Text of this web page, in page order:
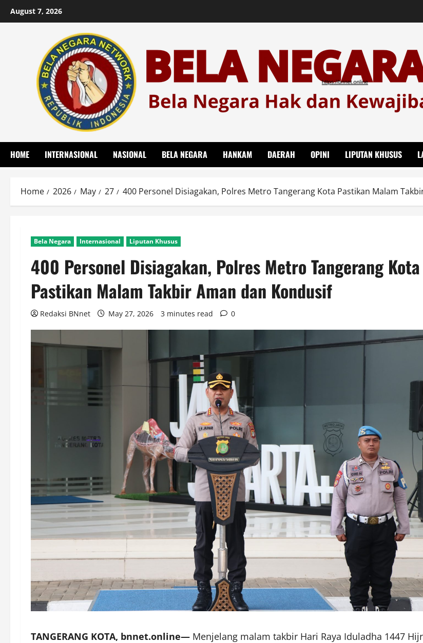
August 7, 2026
HOME INTERNASIONAL NASIONAL BELA NEGARA HANKAM DAERAH OPINI LIPUTAN KHUSUS
Home 2026 May 27 400 Personel Disiagakan, Polres Metro Tangerang Kota Pastikan Malam
Bela Negara Internasional Liputan Khusus
400 Personel Disiagakan, Polres Metro Tangerang Kota
Pastikan Malam Takbir Aman dan Kondusif
Redaksi BNnet May 27, 2026 3 minutes read 0
TANGERANG KOTA, bnnet.online— Menjelang malam takbir Hari Raya Iduladha 1447